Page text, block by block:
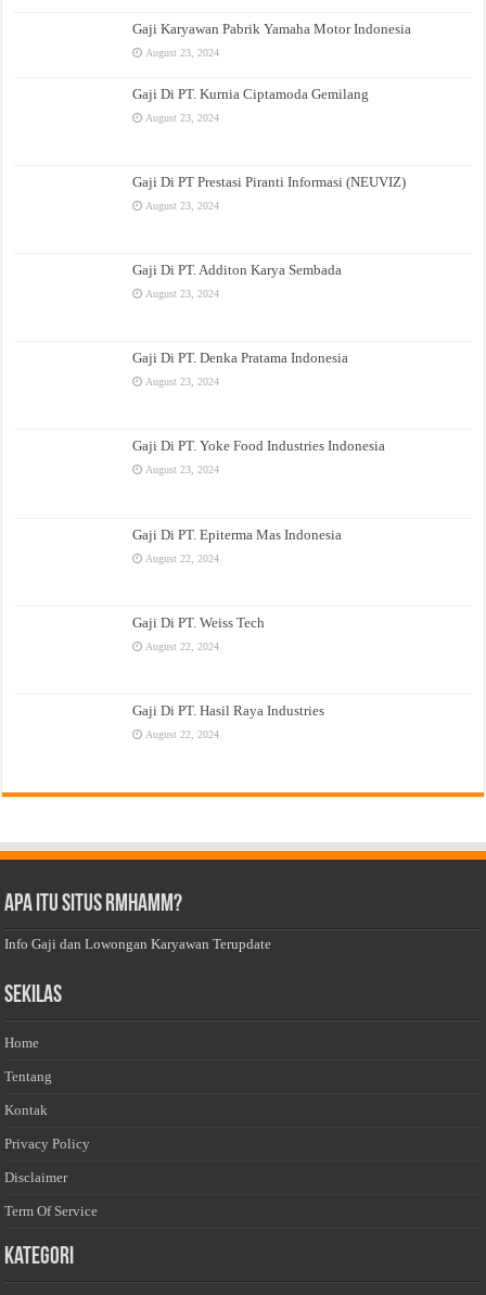
Gaji Karyawan Pabrik Yamaha Motor Indonesia
August 23, 2024
Gaji Di PT. Kurnia Ciptamoda Gemilang
August 23, 2024
Gaji Di PT Prestasi Piranti Informasi (NEUVIZ)
August 23, 2024
Gaji Di PT. Additon Karya Sembada
August 23, 2024
Gaji Di PT. Denka Pratama Indonesia
August 23, 2024
Gaji Di PT. Yoke Food Industries Indonesia
August 23, 2024
Gaji Di PT. Epiterma Mas Indonesia
August 22, 2024
Gaji Di PT. Weiss Tech
August 22, 2024
Gaji Di PT. Hasil Raya Industries
August 22, 2024
Apa Itu Situs Rmhamm?
Info Gaji dan Lowongan Karyawan Terupdate
Sekilas
Home
Tentang
Kontak
Privacy Policy
Disclaimer
Term Of Service
Kategori